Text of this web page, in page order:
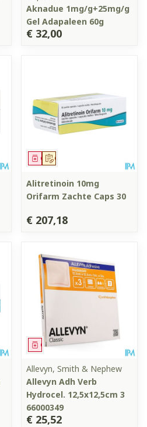
Aknadue 1mg/g+25mg/g
Gel Adapaleen 60g
€ 32,00
Op voorschrift
Geneesmiddel
Alitretinoin 10mg
Orifarm Zachte Caps 30
€ 207,18
Geneesmiddel
Allevyn, Smith & Nephew
Allevyn Adh Verb
Hydrocel. 12,5x12,5cm 3
66000349
€ 25,52